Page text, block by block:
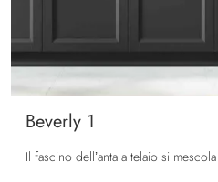
Beverly 1